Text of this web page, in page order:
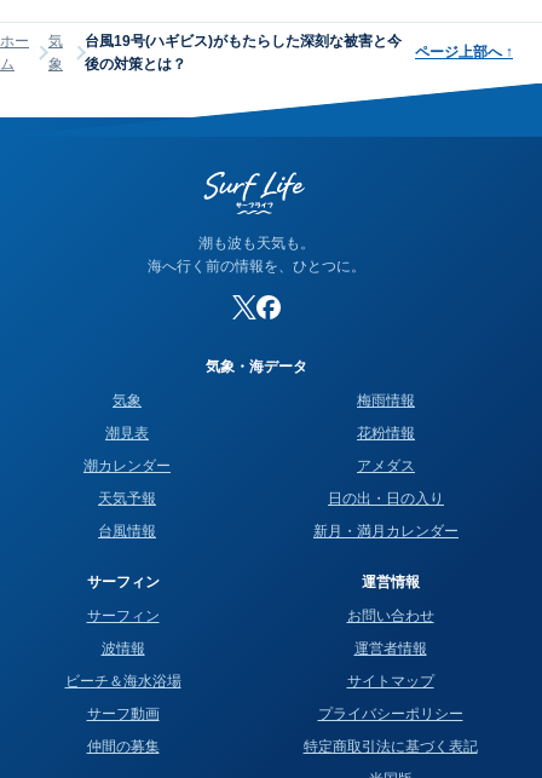
ホー
ム
気
象
台風19号(ハギビス)がもたらした深刻な被害と今
後の対策とは？
ページ上部へ ↑
潮も波も天気も。
海へ行く前の情報を、ひとつに。
気象・海データ
気象
潮見表
潮カレンダー
天気予報
台風情報
梅雨情報
花粉情報
アメダス
日の出・日の入り
新月・満月カレンダー
サーフィン
サーフィン
波情報
ビーチ＆海水浴場
サーフ動画
仲間の募集
運営情報
お問い合わせ
運営者情報
サイトマップ
プライバシーポリシー
特定商取引法に基づく表記